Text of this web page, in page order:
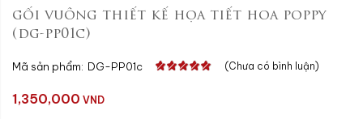
gối vuông thiết kế họa tiết hoa poppy
(dg-pp01c)
Mã sản phẩm: DG-PP01c (Chưa có bình luận)
1,350,000 VND